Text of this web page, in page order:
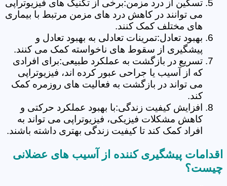
تسکین از درد مزمن:برخی از تکنیک های فیزیوتراپی
می توانند در کاهش درد های مزمن مرتبط با بیماری
های مختلف کمک کنند.
بهبود تعادل:تمرینات تعادلی به بهبود تعادل و
پیشگیری از سقوط های ناخواسته کمک می کنند.
تسریع در بازگشت به عملکرد طبیعی:برای افرادی
که از آسیب یا جراحی عبور کرده اند، فیزیوتراپی
می تواند در بازگشت به فعالیت های روزمره کمک
کند.
افزایش کیفیت زندگی:با بهبود عملکرد حرکتی و
کاهش مشکلات فیزیکی، فیزیوتراپی می تواند به
افراد کمک کند تا کیفیت زندگی بهتری داشته باشند.
اقدامات پیشگیری کننده از آسیب های عضلانی
چیست؟